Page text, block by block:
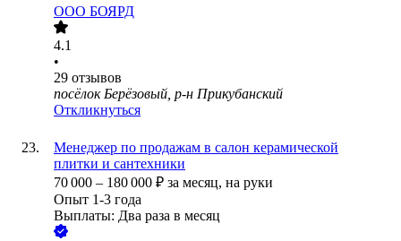
ООО БОЯРД
4.1
•
29 отзывов
посёлок Берёзовый, р-н Прикубанский
Откликнуться
Менеджер по продажам в салон керамической
плитки и сантехники
70 000 – 180 000 ₽ за месяц, на руки
Опыт 1-3 года
Выплаты: Два раза в месяц